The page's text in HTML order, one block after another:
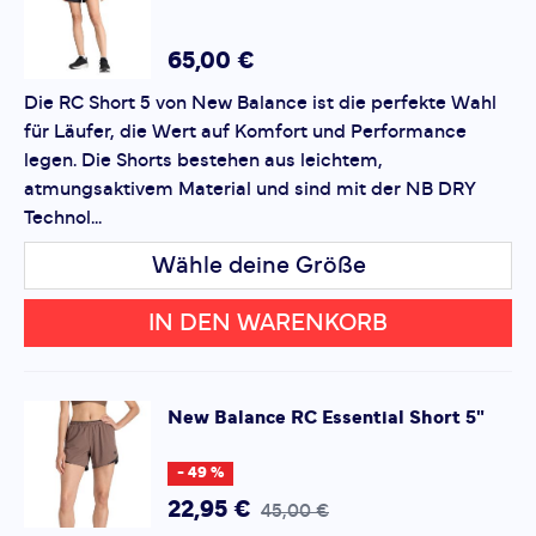
Deine Bewertung:
Produktbewertung
Vorname
Überschrift
Überschrift
Pflichtfelder
Bewertung hinzufügen
65,00 €
Die RC Short 5 von New Balance ist die perfekte Wahl
für Läufer, die Wert auf Komfort und Performance
legen. Die Shorts bestehen aus leichtem,
atmungsaktivem Material und sind mit der NB DRY
Technol...
Wähle deine Größe
IN DEN WARENKORB
New Balance RC Essential Short 5"
- 49 %
22,95 € 45,00 €